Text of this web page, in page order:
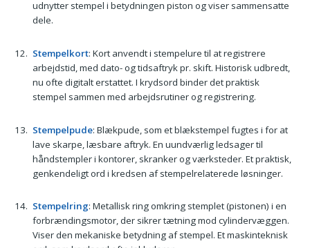
udnytter stempel i betydningen piston og viser sammensatte
dele.
Stempelkort: Kort anvendt i stempelure til at registrere
arbejdstid, med dato- og tidsaftryk pr. skift. Historisk udbredt,
nu ofte digitalt erstattet. I krydsord binder det praktisk
stempel sammen med arbejdsrutiner og registrering.
Stempelpude: Blækpude, som et blækstempel fugtes i for at
lave skarpe, læsbare aftryk. En uundværlig ledsager til
håndstempler i kontorer, skranker og værksteder. Et praktisk,
genkendeligt ord i kredsen af stempelrelaterede løsninger.
Stempelring: Metallisk ring omkring stemplet (pistonen) i en
forbrændingsmotor, der sikrer tætning mod cylindervæggen.
Viser den mekaniske betydning af stempel. Et maskinteknisk